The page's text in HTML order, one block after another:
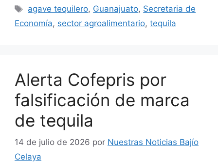
Etiquetas
agave tequilero, Guanajuato, Secretaria de
Economía, sector agroalimentario, tequila
Alerta Cofepris por
falsificación de marca
de tequila
14 de julio de 2026 por Nuestras Noticias Bajío
Celaya